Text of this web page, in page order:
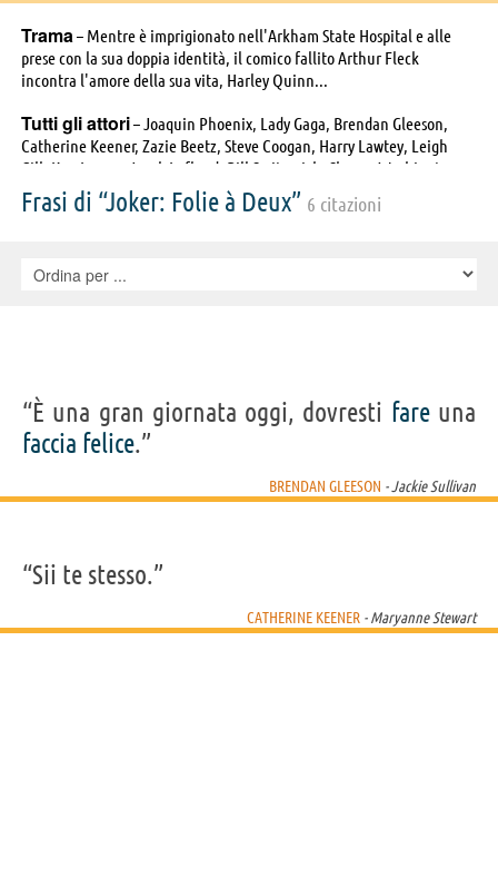
Trama – Mentre è imprigionato nell'Arkham State Hospital e alle
prese con la sua doppia identità, il comico fallito Arthur Fleck
incontra l'amore della sua vita, Harley Quinn...
Tutti gli attori– Joaquin Phoenix, Lady Gaga, Brendan Gleeson,
Catherine Keener, Zazie Beetz, Steve Coogan, Harry Lawtey, Leigh
Gill, Ken Leung, Jacob Lofland, Bill Smitrovich, Sharon Washington,
Alfred Rubin Thompson, Connor Storrie, Gregg Daniel, Mac Brandt,
George Carroll, John Lacy, Tim Dillon, Wayne Dehart, Troy Fromin,
Frasi di “Joker: Folie à Deux” 6 citazioni
“È una gran giornata oggi, dovresti fareuna
faccia felice.”
BRENDAN GLEESON - Jackie Sullivan
“Sii te stesso.”
CATHERINE KEENER - Maryanne Stewart